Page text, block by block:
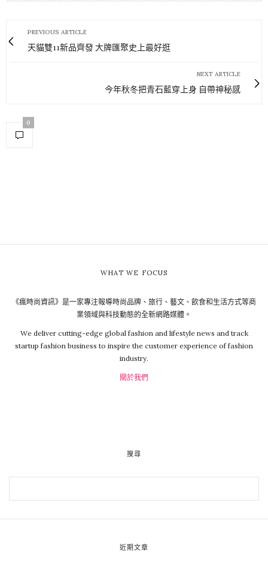
PREVIOUS ARTICLE
天貓雙11新品齊發 大牌匯聚史上最好逛
NEXT ARTICLE
今年秋冬把青石藍穿上身 自帶神秘感
0
WHAT WE FOCUS
《瘋時尚資訊》是一家專注報導時尚品牌、旅行、藝文、飲食和生活方式等商
業領域與科技動態的全新網路媒體。
We deliver cutting-edge global fashion and lifestyle news and track
startup fashion business to inspire the customer experience of fashion
industry.
關於我們
搜尋
近期文章